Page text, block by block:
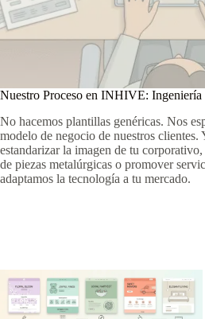
Nuestro Proceso en INHIVE: Ingeniería
No hacemos plantillas genéricas. Nos
modelo de negocio de nuestros clientes.
estandarizar la imagen de tu
de piezas metalúrgicas o promover
adaptamos la tecnología a tu mercado.